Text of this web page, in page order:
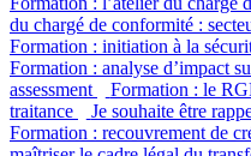
du chargé de conformité :
Formation : initiation à la
Formation : analyse d’impact
assessment
Formation : le
traitance
Je souhaite être
Formation : recouvrement de